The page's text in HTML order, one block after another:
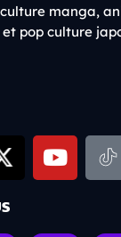
manga,
pop culture